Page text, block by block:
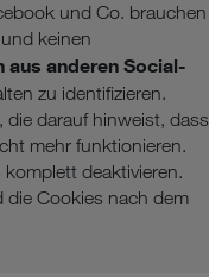
und Co. brauchen
keinen
aus anderen Social-
zu identifizieren.
die darauf hinweist, dass
mehr funktionieren.
deaktivieren.
die Cookies nach dem